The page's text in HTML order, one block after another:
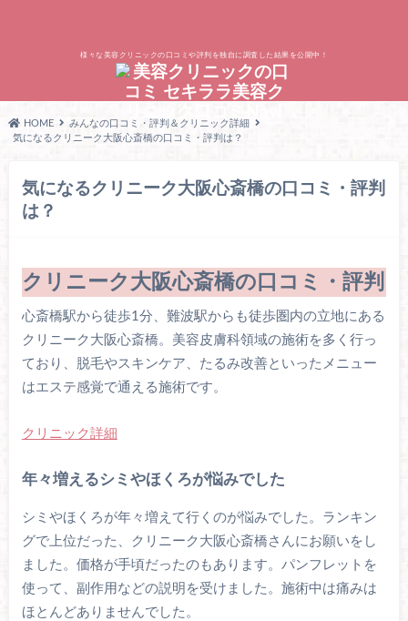
様々な美容クリニックの口コミや評判を独自に調査した結果を公開中！
HOME
みんなの口コミ・評判＆クリニック詳細
気になるクリニーク大阪心斎橋の口コミ・評判は？
気になるクリニーク大阪心斎橋の口コミ・評判
は？
クリニーク大阪心斎橋の口コミ・評判
心斎橋駅から徒歩1分、難波駅からも徒歩圏内の立地にある
クリニーク大阪心斎橋。美容皮膚科領域の施術を多く行っ
ており、脱毛やスキンケア、たるみ改善といったメニュー
はエステ感覚で通える施術です。
クリニック詳細
年々増えるシミやほくろが悩みでした
シミやほくろが年々増えて行くのが悩みでした。ランキン
グで上位だった、クリニーク大阪心斎橋さんにお願いをし
ました。価格が手頃だったのもあります。パンフレットを
使って、副作用などの説明を受けました。施術中は痛みは
ほとんどありませんでした。